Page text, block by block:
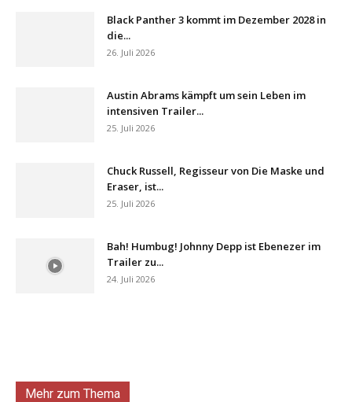
Black Panther 3 kommt im Dezember 2028 in
die...
26. Juli 2026
Austin Abrams kämpft um sein Leben im
intensiven Trailer...
25. Juli 2026
Chuck Russell, Regisseur von Die Maske und
Eraser, ist...
25. Juli 2026
Bah! Humbug! Johnny Depp ist Ebenezer im
Trailer zu...
24. Juli 2026
Mehr zum Thema